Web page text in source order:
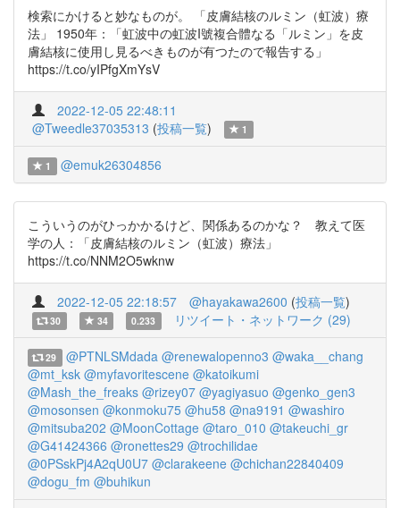
検索にかけると妙なものが。 「皮膚結核のルミン（虹波）療
法」 1950年：「虹波中の虹波I號複合體なる「ルミン」を皮
膚結核に使用し見るべきものが有つたので報告する」
https://t.co/yIPfgXmYsV
2022-12-05 22:48:11
@Tweedle37035313 (投稿一覧) 1
1 @emuk26304856
こういうのがひっかかるけど、関係あるのかな？ 教えて医
学の人：「皮膚結核のルミン（虹波）療法」
https://t.co/NNM2O5wknw
2022-12-05 22:18:57 @hayakawa2600 (投稿一覧)
30 34 0.233 リツイート・ネットワーク (29)
29 @PTNLSMdada @renewalopenno3 @waka__chang
@mt_ksk @myfavoritescene @katoikumi
@Mash_the_freaks @rizey07 @yagiyasuo @genko_gen3
@mosonsen @konmoku75 @hu58 @na9191 @washiro
@mitsuba202 @MoonCottage @taro_010 @takeuchi_gr
@G41424366 @ronettes29 @trochilidae
@0PSskPj4A2qU0U7 @clarakeene @chichan22840409
@dogu_fm @buhikun